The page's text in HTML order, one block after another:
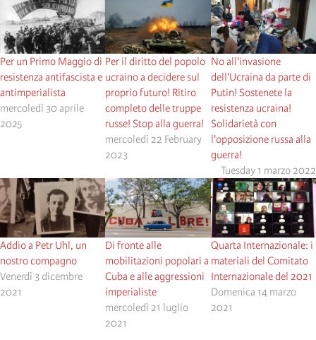
Per un Primo Maggio di
resistenza antifascista e
antimperialista
mercoledì 30 aprile
2025
Per il diritto del popolo
ucraino a decidere sul
proprio futuro! Ritiro
completo delle truppe
russe! Stop alla guerra!
mercoledì 22 February
2023
No all'invasione
dell'Ucraina da parte di
Putin! Sostenete la
resistenza ucraina!
Solidarietà con
l'opposizione russa alla
guerra!
Tuesday 1 marzo 2022
Addio a Petr Uhl, un
nostro compagno
Venerdì 3 dicembre
2021
Di fronte alle
mobilitazioni popolari a
Cuba e alle aggressioni
imperialiste
mercoledì 21 luglio
2021
Quarta Internazionale: i
materiali del Comitato
Internazionale del 2021
Domenica 14 marzo
2021